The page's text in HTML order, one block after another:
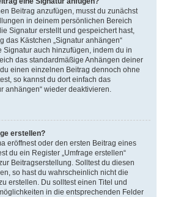
Beitrag anzufügen, musst du zunächst
in deinem persönlichen Bereich
Signatur erstellt und gespeichert hast,
das Kästchen „Signatur anhängen“
Signatur auch hinzufügen, indem du in
das standardmäßige Anhängen deiner
einen einzelnen Beitrag dennoch ohne
so kannst du dort einfach das
anhängen“ wieder deaktivieren.
erstellen?
eröffnest oder den ersten Beitrag eines
du ein Register „Umfrage erstellen“
Beitragserstellung. Solltest du diesen
so hast du wahrscheinlich nicht die
erstellen. Du solltest einen Titel und
in die entsprechenden Felder